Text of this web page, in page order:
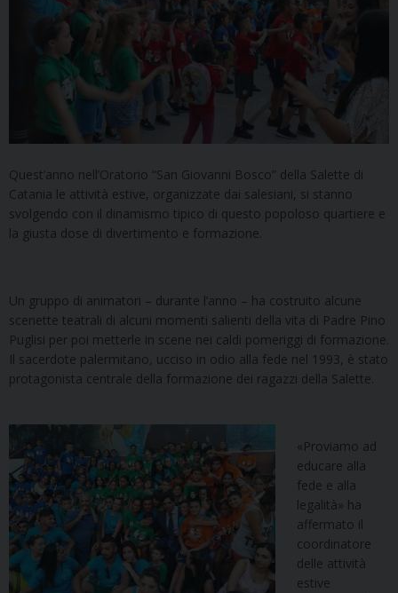
Quest’anno nell’Oratorio “San Giovanni Bosco” della Salette di
Catania le attività estive, organizzate dai salesiani, si stanno
svolgendo con il dinamismo tipico di questo popoloso quartiere e
la giusta dose di divertimento e formazione.
Un gruppo di animatori – durante l’anno – ha costruito alcune
scenette teatrali di alcuni momenti salienti della vita di Padre Pino
Puglisi per poi metterle in scene nei caldi pomeriggi di formazione.
Il sacerdote palermitano, ucciso in odio alla fede nel 1993, è stato
protagonista centrale della formazione dei ragazzi della Salette.
«Proviamo ad
educare alla
fede e alla
legalità» ha
affermato il
coordinatore
delle attività
estive